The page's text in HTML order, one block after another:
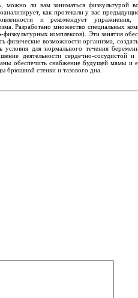
можно ли вам заниматься физкультурой
как протекали у вас
и рекомендует упражнения,
Разработано множество специальных
комплексов). Эти занятия
физические возможности организма,
условия для нормального течения
деятельности сердечно-сосудистой и
обеспечить снабжение будущей мамы и
брюшной стенки и тазового дна.